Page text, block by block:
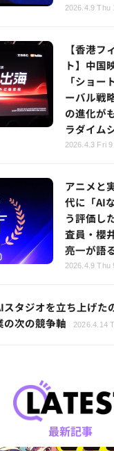
2026.4.9 Thu
【香港
ト】中国
「ショ
ーバル戦
の進化が
ラダイム
2026.4.3 Fri
アニメと
代に「AI
う評価し
査員・櫻
亮一が語
2026.4.9 Thu
スタジオを立ち上げた
の次の競争軸
2026.4.14
最新記事